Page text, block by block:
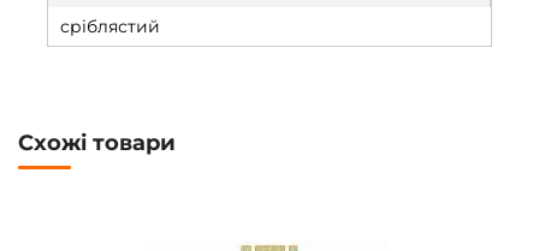
сріблястий
Схожі товари